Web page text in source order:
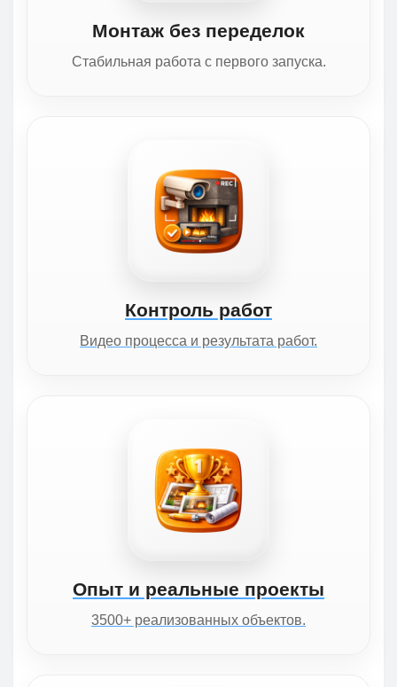
Монтаж без переделок
Стабильная работа с первого запуска.
Контроль работ
Видео процесса и результата работ.
Опыт и реальные проекты
3500+ реализованных объектов.